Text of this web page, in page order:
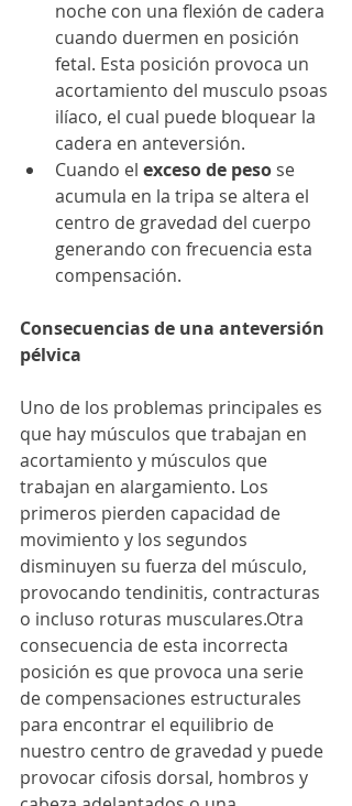
noche con una flexión de cadera
cuando duermen en posición
fetal. Esta posición provoca un
acortamiento del musculo psoas
ilíaco, el cual puede bloquear la
cadera en anteversión.
Cuando el exceso de peso se
acumula en la tripa se altera el
centro de gravedad del cuerpo
generando con frecuencia esta
compensación.
Consecuencias de una anteversión
pélvica
Uno de los problemas principales es
que hay músculos que trabajan en
acortamiento y músculos que
trabajan en alargamiento. Los
primeros pierden capacidad de
movimiento y los segundos
disminuyen su fuerza del músculo,
provocando tendinitis, contracturas
o incluso roturas musculares.Otra
consecuencia de esta incorrecta
posición es que provoca una serie
de compensaciones estructurales
para encontrar el equilibrio de
nuestro centro de gravedad y puede
provocar cifosis dorsal, hombros y